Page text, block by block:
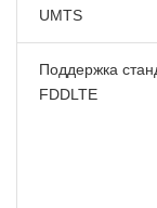
UMTS
Поддержка
FDDLTE